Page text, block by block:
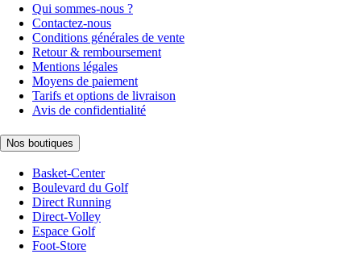
Qui sommes-nous ?
Contactez-nous
Conditions générales de vente
Retour & remboursement
Mentions légales
Moyens de paiement
Tarifs et options de livraison
Avis de confidentialité
Nos boutiques
Basket-Center
Boulevard du Golf
Direct Running
Direct-Volley
Espace Golf
Foot-Store